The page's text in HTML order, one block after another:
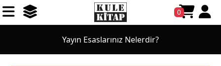
0
Yayın Esaslarınız Nelerdir?